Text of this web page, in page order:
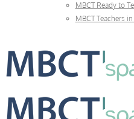
MBCT Ready to
MBCT Teachers